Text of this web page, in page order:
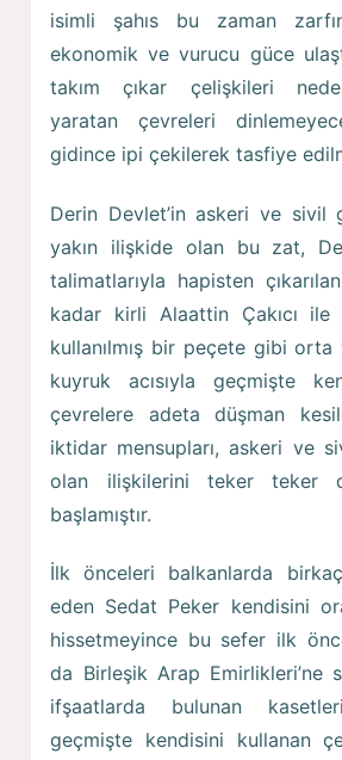
isimli şahıs bu zaman
ekonomik ve vurucu güce
takım çıkar çelişkileri
yaratan çevreleri
gidince ipi çekilerek tasfiye
Derin Devlet’in askeri ve sivil
yakın ilişkide olan bu zat,
talimatlarıyla hapisten
kadar kirli Alaattin Çakıcı
kullanılmış bir peçete gibi orta
kuyruk acısıyla geçmişte
çevrelere adeta düşman
iktidar mensupları, askeri ve
olan ilişkilerini teker teker
başlamıştır.
İlk önceleri balkanlarda
eden Sedat Peker kendisini
hissetmeyince bu sefer ilk
da Birleşik Arap Emirlikleri’ne
ifşaatlarda bulunan
geçmişte kendisini kullanan